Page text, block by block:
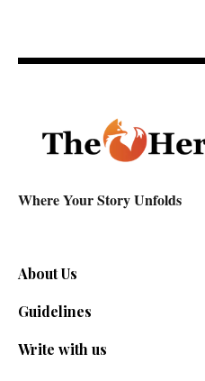
Where Your Story Unfolds
About Us
Guidelines
Write with us